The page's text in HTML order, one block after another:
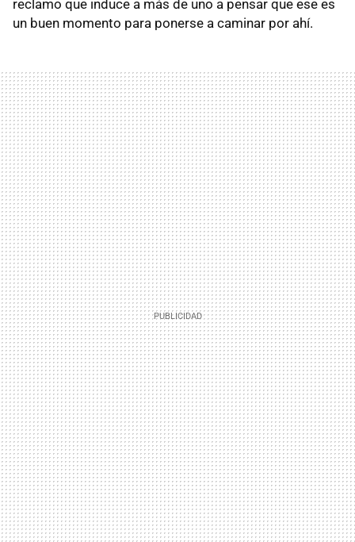
reclamo que induce a más de uno a pensar que ese es
un buen momento para ponerse a caminar por ahí.